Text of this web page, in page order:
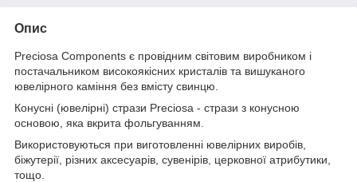
Опис
Preciosa Components є провідним світовим виробником і
постачальником високоякісних кристалів та вишуканого
ювелірного каміння без вмісту свинцю.
Конусні (ювелірні) стрази Preciosa - стрази з конусною
основою, яка вкрита фольгуванням.
Використовуються при виготовленні ювелірних виробів,
біжутерії, різних аксесуарів, сувенірів, церковної атрибутики,
тощо.